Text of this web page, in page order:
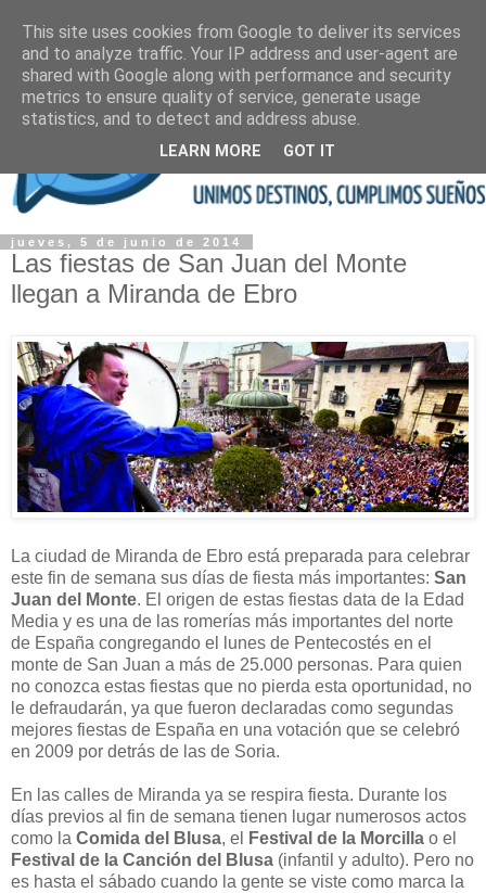
jueves, 5 de junio de 2014
Las fiestas de San Juan del Monte
llegan a Miranda de Ebro
La ciudad de Miranda de Ebro está preparada para celebrar
este fin de semana sus días de fiesta más importantes: San
Juan del Monte. El origen de estas fiestas data de la Edad
Media y es una de las romerías más importantes del norte
de España congregando el lunes de Pentecostés en el
monte de San Juan a más de 25.000 personas. Para quien
no conozca estas fiestas que no pierda esta oportunidad, no
le defraudarán, ya que fueron declaradas como segundas
mejores fiestas de España en una votación que se celebró
en 2009 por detrás de las de Soria.
En las calles de Miranda ya se respira fiesta. Durante los
días previos al fin de semana tienen lugar numerosos actos
como la Comida del Blusa, el Festival de la Morcilla o el
Festival de la Canción del Blusa (infantil y adulto). Pero no
es hasta el sábado cuando la gente se viste como marca la
This site uses cookies from Google to deliver its services
and to analyze traffic. Your IP address and user-agent are
shared with Google along with performance and security
metrics to ensure quality of service, generate usage
statistics, and to detect and address abuse.
LEARN MORE GOT IT